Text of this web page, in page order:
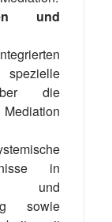
und
die
in
und
sowie